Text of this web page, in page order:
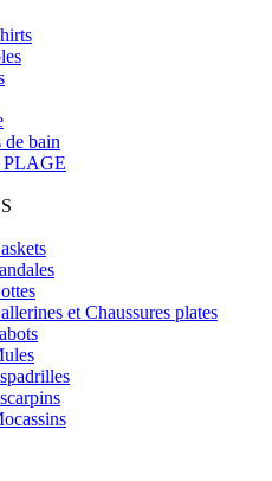
bain
et Chaussures plates